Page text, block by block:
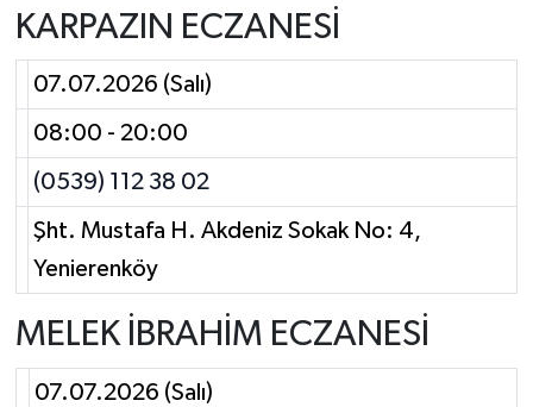
KARPAZIN ECZANESİ
07.07.2026 (Salı)
08:00 - 20:00
(0539) 112 38 02
Şht. Mustafa H. Akdeniz Sokak No: 4,
Yenierenköy
MELEK İBRAHİM ECZANESİ
07.07.2026 (Salı)